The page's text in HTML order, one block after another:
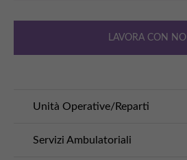
LAVORA CON NOI
Unità Operative/Reparti
Servizi Ambulatoriali